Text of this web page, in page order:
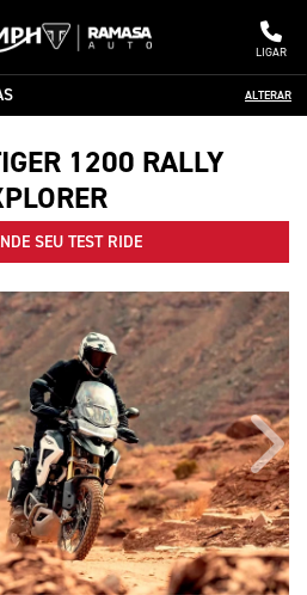
LIGAR
ALTERAR
1200 RALLY
SEU TEST RIDE